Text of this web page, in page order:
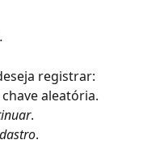
registrar:
chave aleatória.
.
.